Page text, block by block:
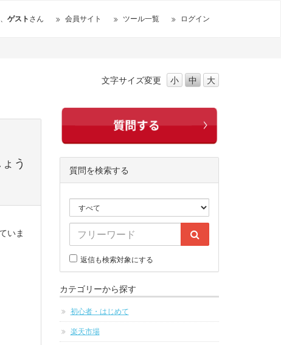
ゲストさん 会員サイト ツール一覧 ログイン
文字サイズ変更 小 中 大
う
いま
質問を検索する
返信も検索対象にする
カテゴリーから探す
初心者・はじめて
楽天市場